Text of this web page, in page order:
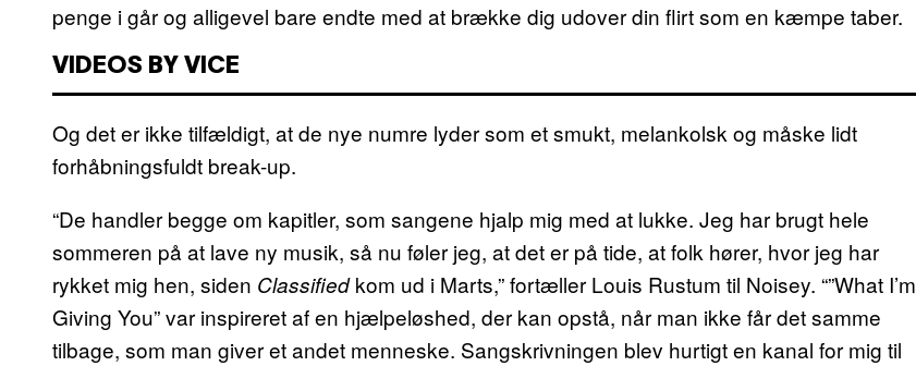
penge i går og alligevel bare endte med at brække dig udover din flirt som en kæmpe taber.
VIDEOS BY VICE
Og det er ikke tilfældigt, at de nye numre lyder som et smukt, melankolsk og måske lidt
forhåbningsfuldt break-up.
“De handler begge om kapitler, som sangene hjalp mig med at lukke. Jeg har brugt hele
sommeren på at lave ny musik, så nu føler jeg, at det er på tide, at folk hører, hvor jeg har
rykket mig hen, siden Classifiedkom ud i Marts,” fortæller Louis Rustum til Noisey. “”What I’m
Giving You” var inspireret af en hjælpeløshed, der kan opstå, når man ikke får det samme
tilbage, som man giver et andet menneske. Sangskrivningen blev hurtigt en kanal for mig til